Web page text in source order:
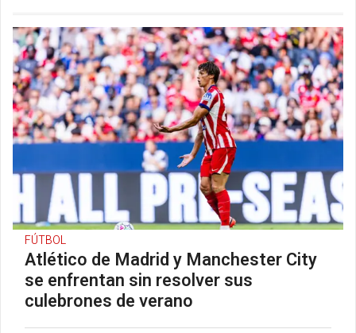
FÚTBOL
Atlético de Madrid y Manchester City
se enfrentan sin resolver sus
culebrones de verano